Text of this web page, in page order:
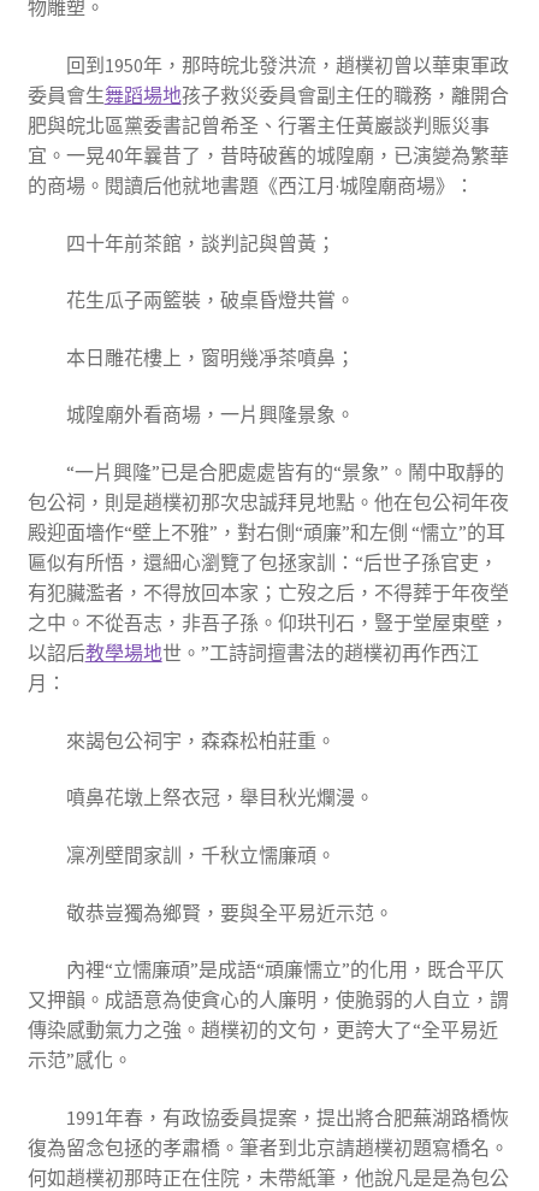
物雕塑。
回到1950年，那時皖北發洪流，趙樸初曾以華東軍政
委員會生舞蹈場地孩子救災委員會副主任的職務，離開合
肥與皖北區黨委書記曾希圣、行署主任黃巖談判賑災事
宜。一晃40年曩昔了，昔時破舊的城隍廟，已演變為繁華
的商場。閱讀后他就地書題《西江月·城隍廟商場》：
四十年前茶館，談判記與曾黃；
花生瓜子兩籃裝，破桌昏燈共嘗。
本日雕花樓上，窗明幾凈茶噴鼻；
城隍廟外看商場，一片興隆景象。
“一片興隆”已是合肥處處皆有的“景象”。鬧中取靜的
包公祠，則是趙樸初那次忠誠拜見地點。他在包公祠年夜
殿迎面墻作“壁上不雅”，對右側“頑廉”和左側 “懦立”的耳
匾似有所悟，還細心瀏覽了包拯家訓：“后世子孫官吏，
有犯臟濫者，不得放回本家；亡歿之后，不得葬于年夜塋
之中。不從吾志，非吾子孫。仰珙刊石，豎于堂屋東壁，
以詔后教學場地世。”工詩詞擅書法的趙樸初再作西江
月：
來謁包公祠宇，森森松柏莊重。
噴鼻花墩上祭衣冠，舉目秋光爛漫。
凜冽壁間家訓，千秋立懦廉頑。
敬恭豈獨為鄉賢，要與全平易近示范。
內裡“立懦廉頑”是成語“頑廉懦立”的化用，既合平仄
又押韻。成語意為使貪心的人廉明，使脆弱的人自立，謂
傳染感動氣力之強。趙樸初的文句，更誇大了“全平易近
示范”感化。
1991年春，有政協委員提案，提出將合肥蕪湖路橋恢
復為留念包拯的孝肅橋。筆者到北京請趙樸初題寫橋名。
何如趙樸初那時正在住院，未帶紙筆，他說凡是是為包公